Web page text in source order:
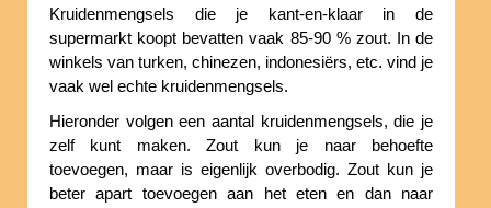
Kruidenmengsels die je kant-en-klaar in de
supermarkt koopt bevatten vaak 85-90 % zout. In de
winkels van turken, chinezen, indonesiërs, etc. vind je
vaak wel echte kruidenmengsels.
Hieronder volgen een aantal kruidenmengsels, die je
zelf kunt maken. Zout kun je naar behoefte
toevoegen, maar is eigenlijk overbodig. Zout kun je
beter apart toevoegen aan het eten en dan naar